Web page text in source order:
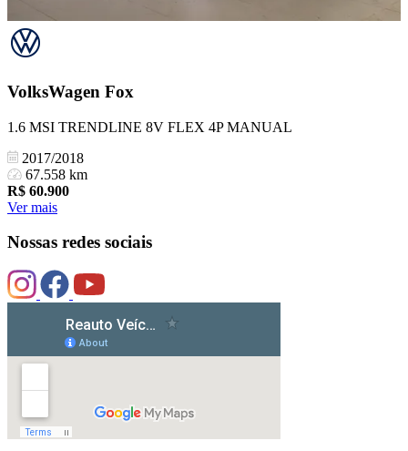
VolksWagen Fox
1.6 MSI TRENDLINE 8V FLEX 4P MANUAL
2017/2018
67.558 km
R$ 60.900
Ver mais
Nossas redes sociais